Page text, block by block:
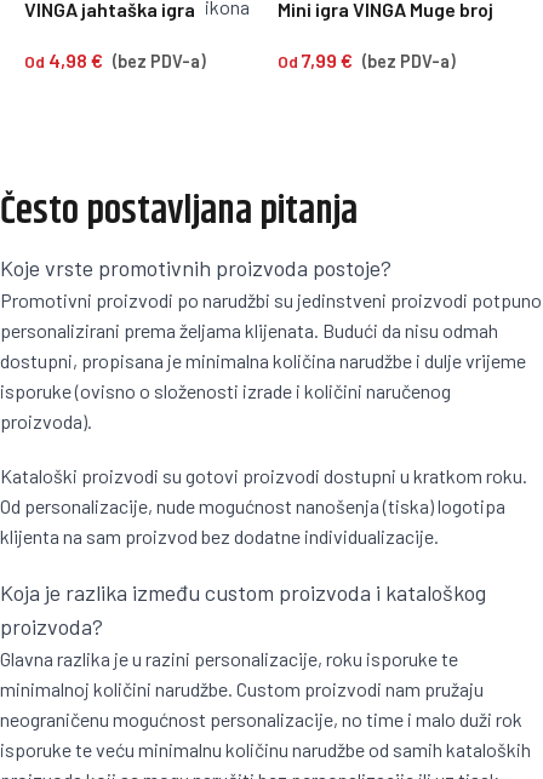
VINGA jahtaška igra
Od 4,98 € (bez PDV-a)
Mini igra VINGA Muge broj
Od 7,99 € (bez PDV-a)
Često postavljana pitanja
Koje vrste promotivnih proizvoda postoje?
Promotivni proizvodi po narudžbi su jedinstveni proizvodi potpuno
personalizirani prema željama klijenata. Budući da nisu odmah
dostupni, propisana je minimalna količina narudžbe i dulje vrijeme
isporuke (ovisno o složenosti izrade i količini naručenog
proizvoda).
Kataloški proizvodi su gotovi proizvodi dostupni u kratkom roku.
Od personalizacije, nude mogućnost nanošenja (tiska) logotipa
klijenta na sam proizvod bez dodatne individualizacije.
Koja je razlika između custom proizvoda i kataloškog
proizvoda?
Glavna razlika je u razini personalizacije, roku isporuke te
minimalnoj količini narudžbe. Custom proizvodi nam pružaju
neograničenu mogućnost personalizacije, no time i malo duži rok
isporuke te veću minimalnu količinu narudžbe od samih kataloških